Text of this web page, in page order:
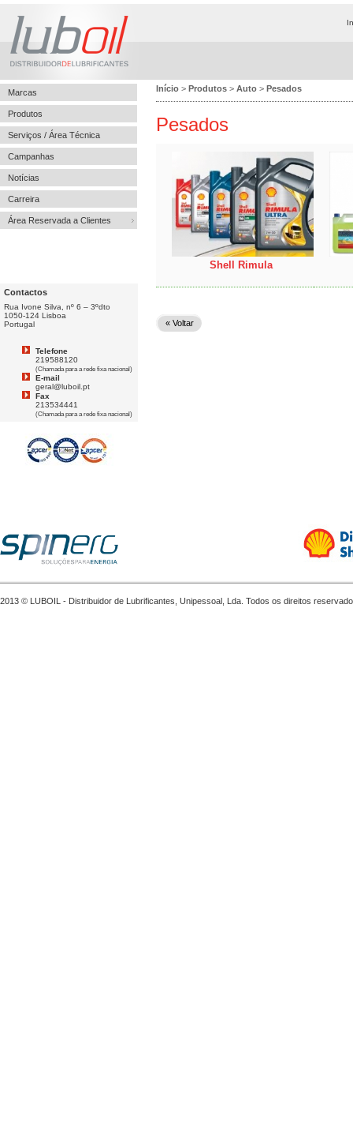
Marcas
Produtos
Serviços / Área Técnica
Campanhas
Notícias
Carreira
Área Reservada a Clientes
Contactos
Rua Ivone Silva, nº 6 – 3ºdto
1050-124 Lisboa
Portugal
Telefone
219588120
(Chamada para a rede fixa nacional)
E-mail
geral@luboil.pt
Fax
213534441
(Chamada para a rede fixa nacional)
Início > Produtos > Auto > Pesados
Pesados
Shell Rimula
« Voltar
2013 © LUBOIL - Distribuidor de Lubrificantes, Unipessoal, Lda. Todos os direitos